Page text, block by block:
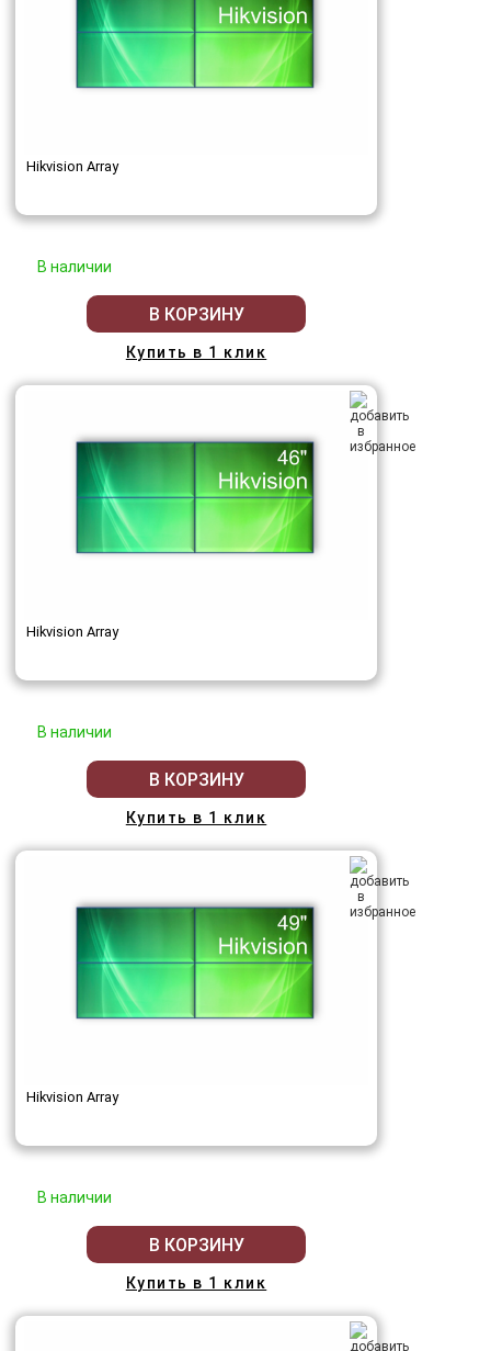
Hikvision Array
В наличии
В КОРЗИНУ
Купить в 1 клик
Hikvision Array
В наличии
В КОРЗИНУ
Купить в 1 клик
Hikvision Array
В наличии
В КОРЗИНУ
Купить в 1 клик